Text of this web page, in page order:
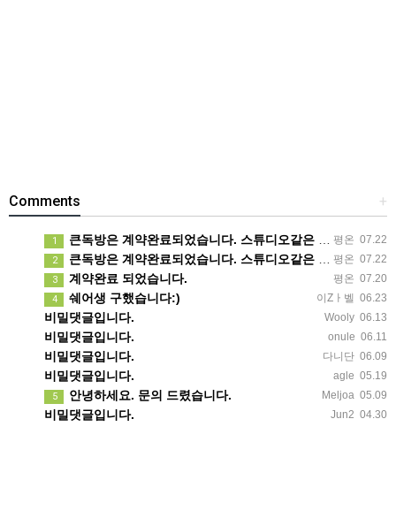
+
Comments
평온 07.22
1 큰독방은 계약완료되었습니다. 스튜디오같은 가장큰방을 2인동시 또는 혼자서 큰독방으로도 즉시입주 가능합니다.
평온 07.22
2 큰독방은 계약완료되었습니다. 스튜디오같은 가장큰방을 2인동시 또는 혼자서 큰독방으로도 즉시입주 가능합니다.
평온 07.20
3 계약완료 되었습니다.
이Zㅏ벨 06.23
4 쉐어생 구했습니다:)
Wooly 06.13
비밀댓글입니다.
onule 06.11
비밀댓글입니다.
다니단 06.09
비밀댓글입니다.
agle 05.19
비밀댓글입니다.
Meljoa 05.09
5 안녕하세요. 문의 드렸습니다.
Jun2 04.30
비밀댓글입니다.